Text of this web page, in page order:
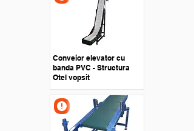
Conveior elevator cu
banda PVC - Structura
Otel vopsit